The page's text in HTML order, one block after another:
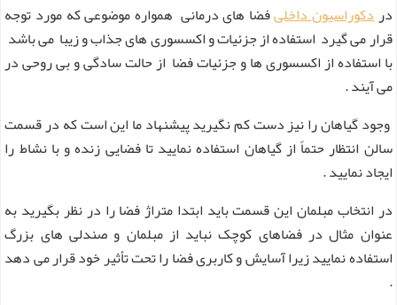
دردکوراسیون داخلیفضا های درمانی همواره موضوعی که مورد توجه
قرار می گیرد استفاده از جزئیات و اکسسوری های جذاب و زیبا می باشد
با استفاده از اکسسوری ها و جزئیات فضا از حالت سادگی و بی روحی در
می آیند .
وجود گیاهان را نیز دست کم نگیرید پیشنهاد ما این است که در قسمت
سالن انتظار حتماً از گیاهان استفاده نمایید تا فضایی زنده و با نشاط را
ایجاد نمایید .
در انتخاب مبلمان این قسمت باید ابتدا متراژ فضا را در نظر بگیرید به
عنوان مثال در فضاهای کوچک نباید از مبلمان و صندلی های بزرگ
استفاده نمایید زیرا آسایش و کاربری فضا را تحت تأثیر خود قرار می‌ دهد
.